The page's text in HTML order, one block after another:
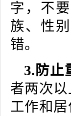
字，不
族、性
错。
3.防止
者两次
工作和